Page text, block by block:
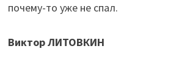
почему-то уже не спал.
Виктор ЛИТОВКИН